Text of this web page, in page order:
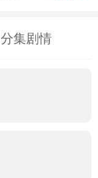
分集剧情